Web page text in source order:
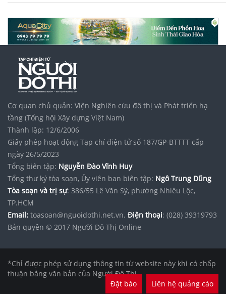
Cơ quan chủ quản: Viện Nghiên cứu đô thị và Phát triển hạ
tầng (Tổng hội Xây dựng Việt Nam)
Thành lập: 12/6/2006
Giấy phép hoạt động Tạp chí điện tử số 187/GP-BTTTT cấp
ngày 26/5/2023
Tổng biên tập: Nguyễn Đào Vĩnh Huy
Tổng thư ký tòa soạn, Ủy viên ban biên tập: Ngô Trung Dũng
Tòa soạn và trị sự: 386/55 Lê Văn Sỹ, phường Nhiêu Lộc,
TP.HCM
Email: toasoan@nguoidothi.net.vn. Điện thoại: (028) 39319793
Bản quyền © 2017 Người Đô Thị Online
*Chỉ được phép sử dụng thông tin từ website này khi có chấp
thuận bằng văn bản của Người Đô Thị.
Đặt báo
Liên hệ quảng cáo